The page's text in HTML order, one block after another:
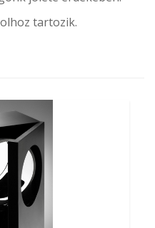
tartozik.